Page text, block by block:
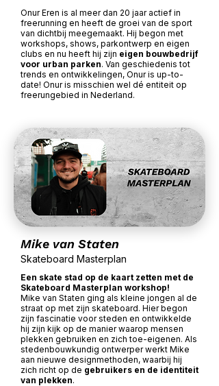
Onur Eren is al meer dan 20 jaar actief in
freerunning en heeft de groei van de sport
van dichtbij meegemaakt. Hij begon met
workshops, shows, parkontwerp en eigen
clubs en nu heeft hij zijn eigen bouwbedrijf
voor urban parken. Van geschiedenis tot
trends en ontwikkelingen, Onur is up-to-
date! Onur is misschien wel dé entiteit op
freerungebied in Nederland.
Mike van Staten
Skateboard Masterplan
Een skate stad op de kaart zetten met de
Skateboard Masterplan workshop!
Mike van Staten ging als kleine jongen al de
straat op met zijn skateboard. Hier begon
zijn fascinatie voor steden en ontwikkelde
hij zijn kijk op de manier waarop mensen
plekken gebruiken en zich toe-eigenen. Als
stedenbouwkundig ontwerper werkt Mike
aan nieuwe designmethoden, waarbij hij
zich richt op de gebruikers en de identiteit
van plekken.